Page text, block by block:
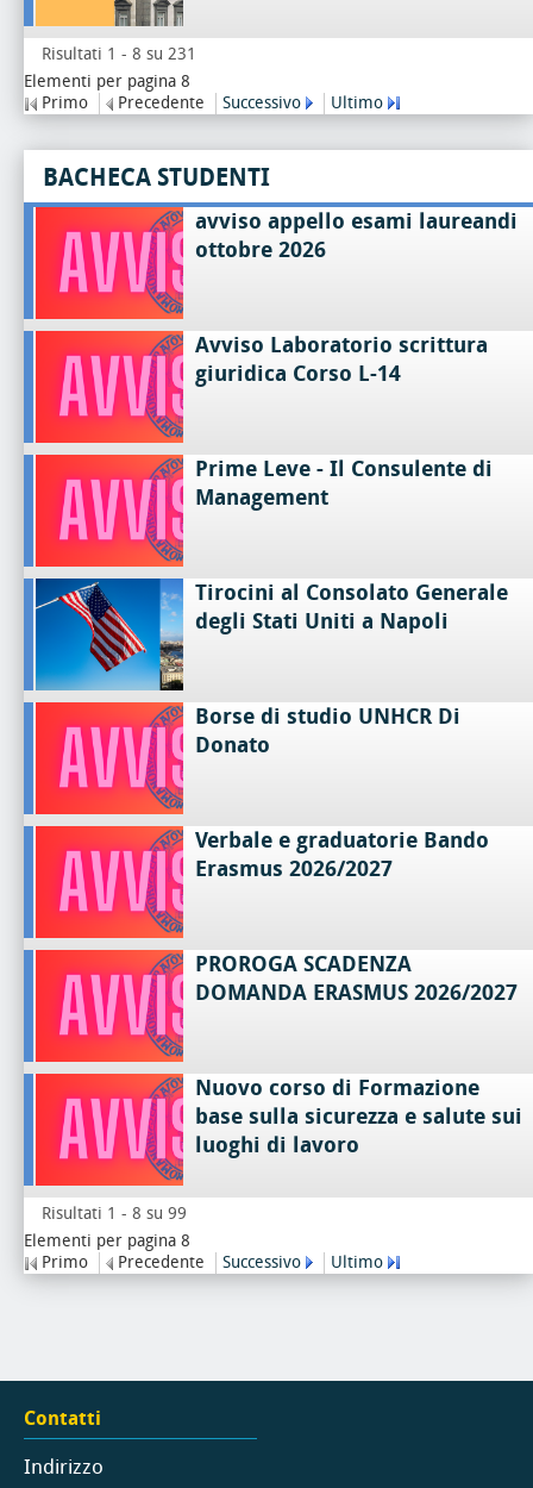
Risultati 1 - 8 su 231
Elementi per pagina 8
Primo
Precedente Successivo Ultimo
BACHECA STUDENTI
avviso appello esami laureandi
ottobre 2026
Avviso Laboratorio scrittura
giuridica Corso L-14
Prime Leve - Il Consulente di
Management
Tirocini al Consolato Generale
degli Stati Uniti a Napoli
Borse di studio UNHCR Di
Donato
Verbale e graduatorie Bando
Erasmus 2026/2027
PROROGA SCADENZA
DOMANDA ERASMUS 2026/2027
Nuovo corso di Formazione
base sulla sicurezza e salute sui
luoghi di lavoro
Risultati 1 - 8 su 99
Elementi per pagina 8
Primo
Precedente Successivo Ultimo
Contatti
Indirizzo